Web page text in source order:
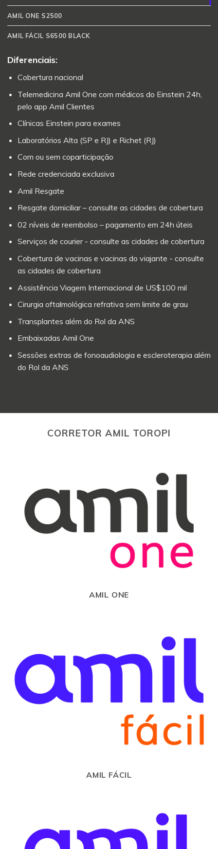
AMIL ONE S2500
AMIL FÁCIL S6500 BLACK
Diferenciais:
Cobertura nacional
Telemedicina Amil One com médicos do Einstein 24h,
pelo app Amil Clientes
Clínicas Einstein para exames
Laboratórios Alta (SP e RJ) e Richet (RJ)
Com ou sem coparticipação
Rede credenciada exclusiva
Amil Resgate
Resgate domiciliar – consulte as cidades de cobertura
02 níveis de reembolso – pagamento em 24h úteis
Serviços de courier - consulte as cidades de cobertura
Cobertura de vacinas e vacinas do viajante - consulte
as cidades de cobertura
Assistência Viagem Internacional de US$100 mil
Cirurgia oftalmológica refrativa sem limite de grau
Transplantes além do Rol da ANS
Embaixadas Amil One
Sessões extras de fonoaudiologia e escleroterapia além
do Rol da ANS
CORRETOR AMIL TOROPI
AMIL ONE
AMIL FÁCIL